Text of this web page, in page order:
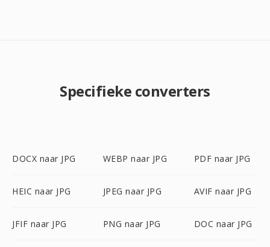
Specifieke converters
DOCX naar JPG WEBP naar JPG PDF naar JPG
HEIC naar JPG JPEG naar JPG AVIF naar JPG
JFIF naar JPG PNG naar JPG DOC naar JPG